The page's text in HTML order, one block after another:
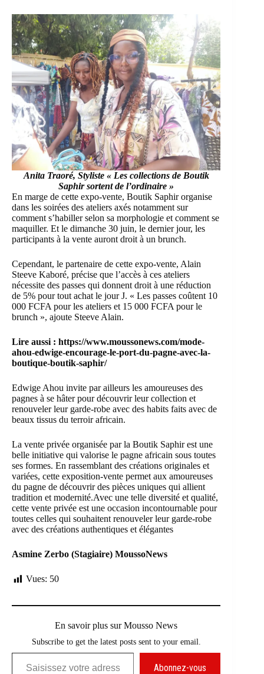
Anita Traoré, Styliste « Les collections de Boutik
Saphir sortent de l’ordinaire »
En marge de cette expo-vente, Boutik Saphir organise
dans les soirées des ateliers axés notamment sur
comment s’habiller selon sa morphologie et comment se
maquiller. Et le dimanche 30 juin, le dernier jour, les
participants à la vente auront droit à un brunch.
Cependant, le partenaire de cette expo-vente, Alain
Steeve Kaboré, précise que l’accès à ces ateliers
nécessite des passes qui donnent droit à une réduction
de 5% pour tout achat le jour J. « Les passes coûtent 10
000 FCFA pour les ateliers et 15 000 FCFA pour le
brunch », ajoute Steeve Alain.
Lire aussi : https://www.moussonews.com/mode-
ahou-edwige-encourage-le-port-du-pagne-avec-la-
boutique-boutik-saphir/
Edwige Ahou invite par ailleurs les amoureuses des
pagnes à se hâter pour découvrir leur collection et
renouveler leur garde-robe avec des habits faits avec de
beaux tissus du terroir africain.
La vente privée organisée par la Boutik Saphir est une
belle initiative qui valorise le pagne africain sous toutes
ses formes. En rassemblant des créations originales et
variées, cette exposition-vente permet aux amoureuses
du pagne de découvrir des pièces uniques qui allient
tradition et modernité.Avec une telle diversité et qualité,
cette vente privée est une occasion incontournable pour
toutes celles qui souhaitent renouveler leur garde-robe
avec des créations authentiques et élégantes
Asmine Zerbo (Stagiaire) MoussoNews
Vues: 50
En savoir plus sur Mousso News
Subscribe to get the latest posts sent to your email.
Saisissez votre adresse e-mail…
Abonnez-vous